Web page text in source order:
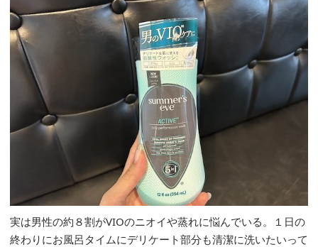
実は男性の約８割がVIOのニオイや蒸れに悩んでいる。１日の
終わりにお風呂タイムにデリケート部分も清潔に洗いたいって